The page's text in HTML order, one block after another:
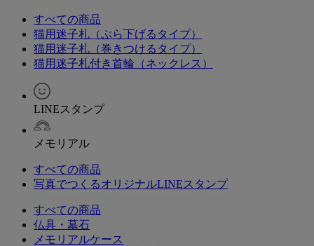
すべての商品
猫用迷子札（ぶら下げるタイプ）
猫用迷子札（巻きつけるタイプ）
猫用迷子札付き首輪（ネックレス）
LINEスタンプ
メモリアル
すべての商品
写真でつくるオリジナルLINEスタンプ
すべての商品
仏具・墓石
メモリアルケース